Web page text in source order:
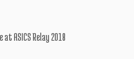
ASICS Relay 2018